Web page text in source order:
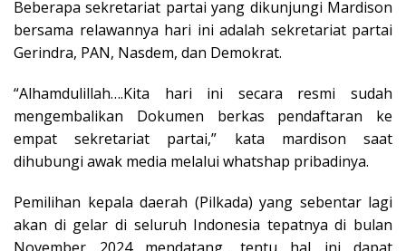
Beberapa sekretariat partai yang dikunjungi Mardison
bersama relawannya hari ini adalah sekretariat partai
Gerindra, PAN, Nasdem, dan Demokrat.
“Alhamdulillah….Kita hari ini secara resmi sudah
mengembalikan Dokumen berkas pendaftaran ke
empat sekretariat partai,” kata mardison saat
dihubungi awak media melalui whatshap pribadinya.
Pemilihan kepala daerah (Pilkada) yang sebentar lagi
akan di gelar di seluruh Indonesia tepatnya di bulan